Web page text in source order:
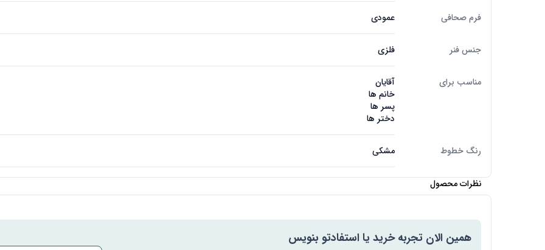
فرم صحافی عمودی
جنس فنر فلزی
مناسب برای
آقایان
خانم ها
پسر ها
دختر ها
رنگ خطوط مشکی
نظرات محصول
همین الان تجربه خرید یا استفادتو بنویس